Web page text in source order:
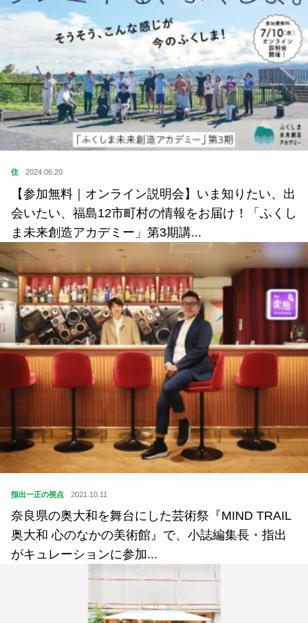
住 2024.06.20
【参加無料｜オンライン説明会】いま知りたい、出
会いたい、福島12市町村の情報をお届け！「ふくし
ま未来創造アカデミー」第3期講...
指出一正の視点 2021.10.11
奈良県の奥大和を舞台にした芸術祭『MIND TRAIL
奥大和 心のなかの美術館』で、小誌編集長・指出
がキュレーションに参加...